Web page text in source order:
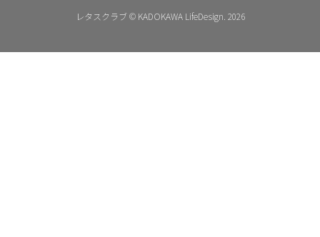
レタスクラブ © KADOKAWA LifeDesign. 2026